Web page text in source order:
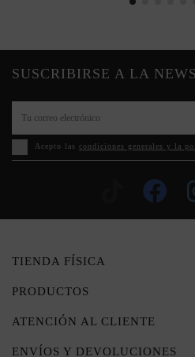
SUSCRIBIRSE A LA
Acepto las condiciones generales y la
TIENDA FÍSICA
PRODUCTOS
ATENCIÓN AL CLIENTE
ENVÍOS Y DEVOLUCIONES